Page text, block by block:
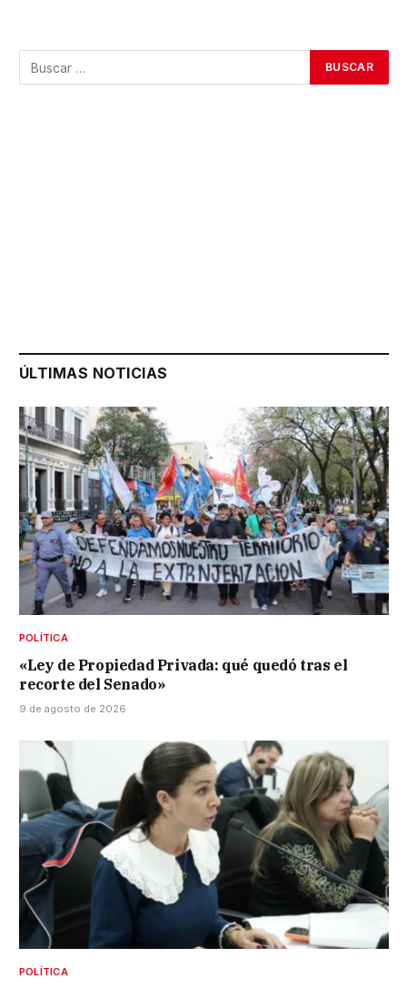
ÚLTIMAS NOTICIAS
POLÍTICA
«Ley de Propiedad Privada: qué quedó tras el
recorte del Senado»
9 de agosto de 2026
POLÍTICA